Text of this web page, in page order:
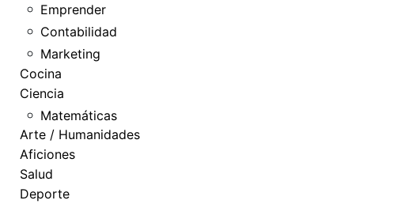
Emprender
Contabilidad
Marketing
Cocina
Ciencia
Matemáticas
Arte / Humanidades
Aficiones
Salud
Deporte